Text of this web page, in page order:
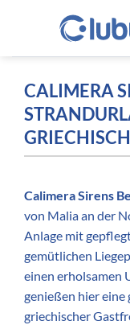
CALIMERA
Calimera Sirens
von Malia an der
Anlage mit
gemütlichen
einen erholsamen
genießen hier eine
griechischer